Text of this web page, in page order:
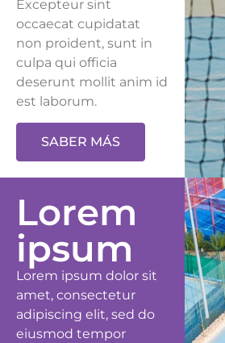
Excepteur sint
occaecat cupidatat
non proident, sunt in
culpa qui officia
deserunt mollit anim id
est laborum.
SABER MÁS
Lorem
ipsum
Lorem ipsum dolor sit
amet, consectetur
adipiscing elit, sed do
eiusmod tempor